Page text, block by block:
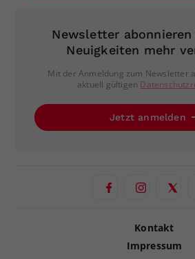
Newsletter
Neuigkeiten mehr
Mit der Anmeldung zum Newsletter
aktuell gültigen
Jetzt anmelden
Kontakt
Impressum